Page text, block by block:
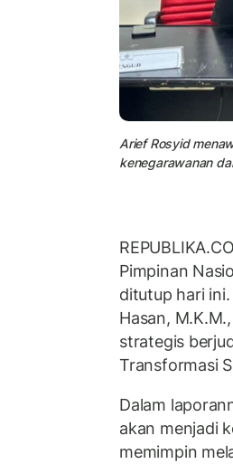
Arief Rosyid
kenegarawanan
Pimpinan
ditutup hari
Hasan,
strategis
Transformasi
Dalam
akan menjadi
memimpin